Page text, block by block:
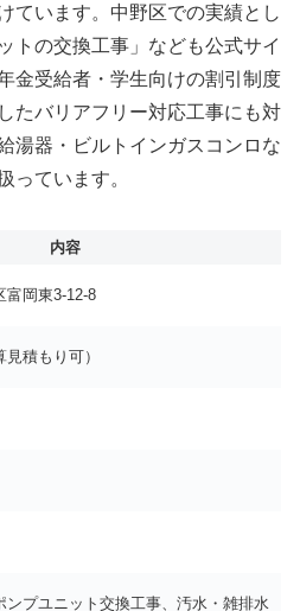
ています。中野区での実績とし
トの交換工事」なども公式サイ
金受給者・学生向けの割引制度
たバリアフリー対応工事にも対
湯器・ビルトインガスコンロな
っています。
内容
富岡東3-12-8
積もり可）
ンプユニット交換工事、汚水・雑排水